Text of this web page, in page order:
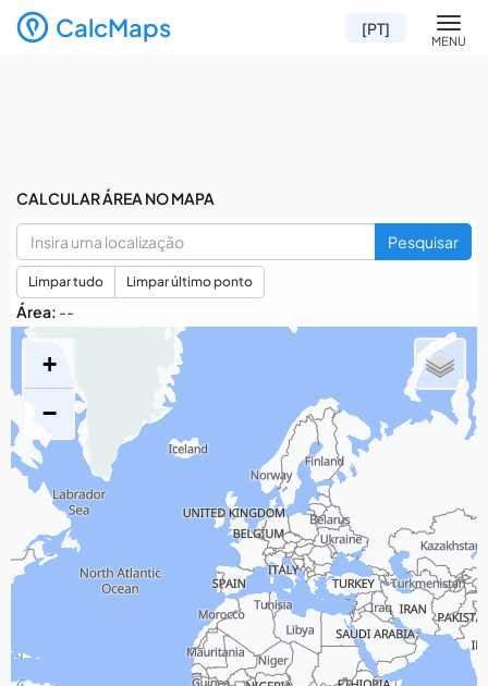
CalcMaps MENU
[PT]
CALCULAR ÁREA NO MAPA
Pesquisar
Limpar tudo Limpar último ponto
Área: --
+
−